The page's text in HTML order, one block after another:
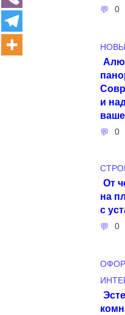
0
и
0
От
на
с
0